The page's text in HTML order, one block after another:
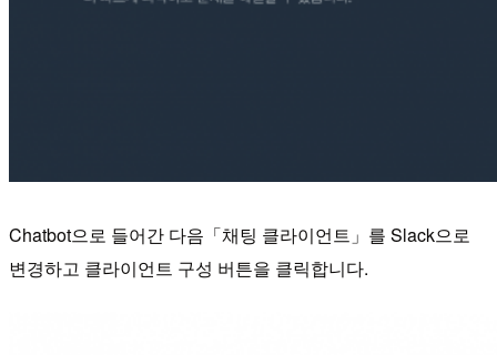
Chatbot으로 들어간 다음「채팅 클라이언트」를 Slack으로
변경하고 클라이언트 구성 버튼을 클릭합니다.